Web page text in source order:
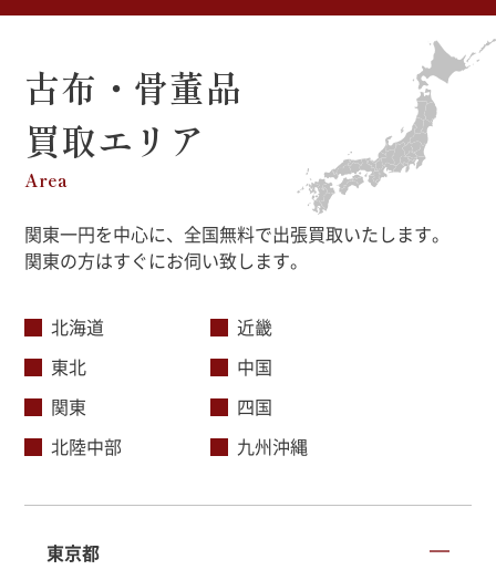
古布・骨董品
買取エリア
Area
関東一円を中心に、全国無料で出張買取いたします。
関東の方はすぐにお伺い致します。
北海道
東北
関東
北陸中部
近畿
中国
四国
九州沖縄
東京都